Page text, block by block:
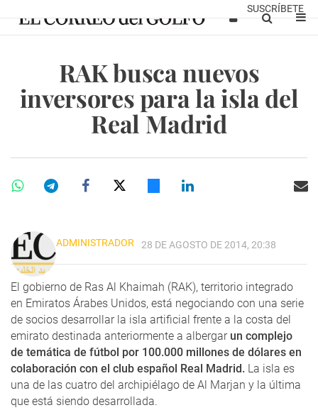
SUSCRÍBETE
RAK busca nuevos
inversores para la isla del
Real Madrid
ADMINISTRADOR 28 DE AGOSTO DE 2014, 20:38
El gobierno de Ras Al Khaimah (RAK), territorio integrado
en Emiratos Árabes Unidos, está negociando con una serie
de socios desarrollar la isla artificial frente a la costa del
emirato destinada anteriormente a albergarun complejo
de temática de fútbol por 100.000 millones de dólares en
colaboración con el club español Real Madrid. La isla es
una de las cuatro del archipiélago de Al Marjan y la última
que está siendo desarrollada.